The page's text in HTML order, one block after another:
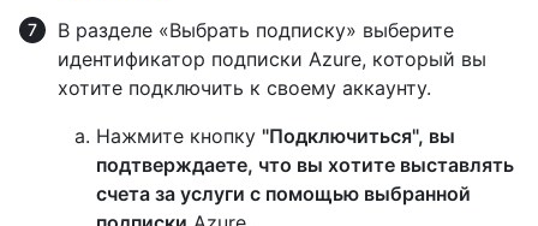
В разделе «Выбрать подписку» выберите
идентификатор подписки Azure, который вы
хотите подключить к своему аккаунту.
Нажмите кнопку "Подключиться", вы
подтверждаете, что вы хотите выставлять
счета за услуги с помощью выбранной